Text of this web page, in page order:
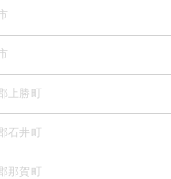
上勝町
石井町
那賀町